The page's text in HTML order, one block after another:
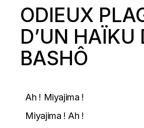
‪ODIEUX
D’UN HAÏKU
BASHÔ
Ah ! Miyajima !‬
‪Miyajima ! Ah !